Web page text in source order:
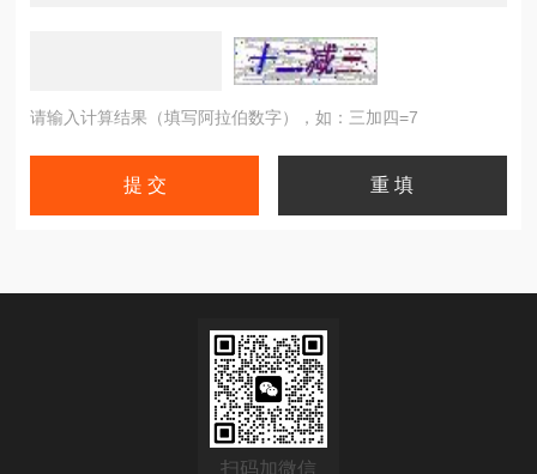
请输入计算结果（填写阿拉伯数字），如：三加四=7
扫码加微信